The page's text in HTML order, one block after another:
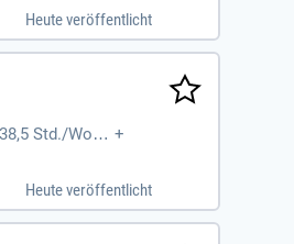
Heute veröffentlicht
Std./Woch +
Heute veröffentlicht